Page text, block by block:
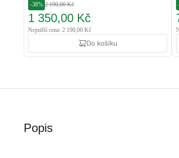
-38% 2 190,00 Kč
1 350,00 Kč
Nejnižší cena: 2 190,00 Kč
Do košíku
Popis